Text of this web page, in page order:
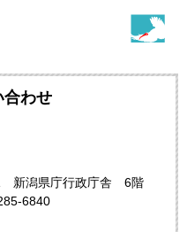
合わせ
新潟県庁行政庁舎 6階
6840